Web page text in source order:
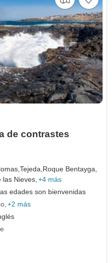
de contrastes
Tejeda, Roque Bentayga,
las Nieves, +4 más
edades son bienvenidas
+2 más